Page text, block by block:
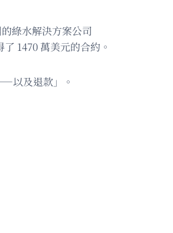
綠水解決方案公司
1470 萬美元的合約。
以及退款」。